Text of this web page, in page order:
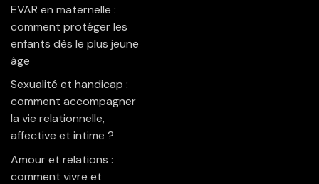
EVAR en maternelle :
comment protéger les
enfants dès le plus jeune
âge
Sexualité et handicap :
comment accompagner
la vie relationnelle,
affective et intime ?
Amour et relations :
comment vivre et